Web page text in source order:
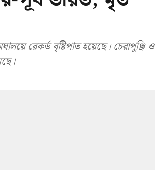
রেকর্ড বৃষ্টিপাত হয়েছে। চেরাপুঞ্জি ও